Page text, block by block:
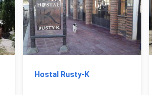
Hostal Rusty-K